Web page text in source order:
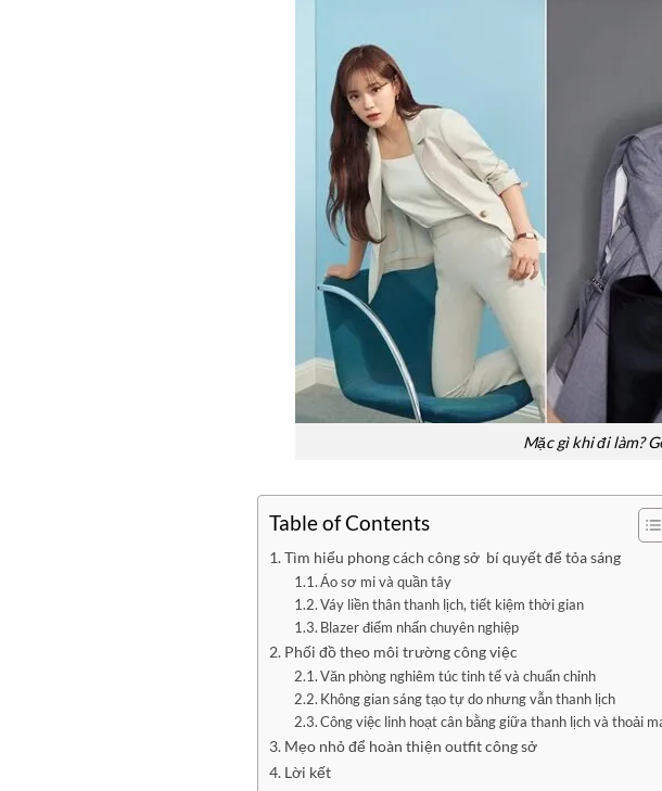
Mặc gì khi đi làm?
Table of Contents
Tìm hiểu phong cách công sở bí quyết để tỏa sáng
Áo sơ mi và quần tây
Váy liền thân thanh lịch, tiết kiệm thời gian
Blazer điểm nhấn chuyên nghiệp
Phối đồ theo môi trường công việc
Văn phòng nghiêm túc tinh tế và chuẩn chỉnh
Không gian sáng tạo tự do nhưng vẫn thanh lịch
Công việc linh hoạt cân bằng giữa thanh lịch và thoải
Mẹo nhỏ để hoàn thiện outfit công sở
Lời kết